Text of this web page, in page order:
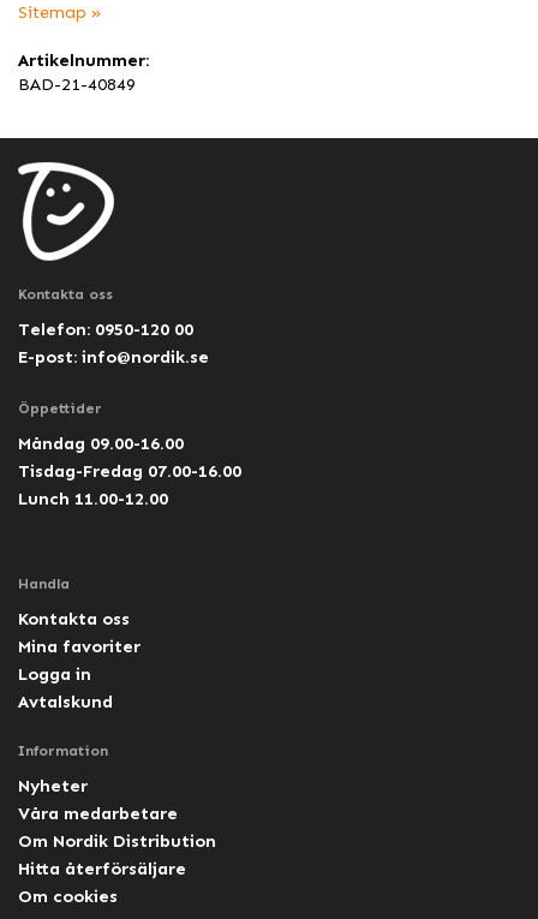
Sitemap »
Artikelnummer:
BAD-21-40849
Kontakta oss
Telefon: 0950-120 00
E-post: info@nordik.se
Öppettider
Måndag 09.00-16.00
Tisdag-Fredag 07.00-16.00
Lunch 11.00-12.00
Handla
Kontakta oss
Mina favoriter
Logga in
Avtalskund
Information
Nyheter
Våra medarbetare
Om Nordik Distribution
Hitta återförsäljare
Om cookies